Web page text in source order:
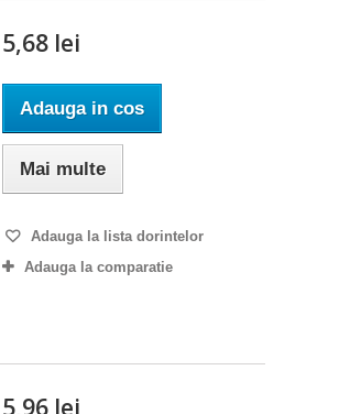
5,68 lei
Adauga in cos
Mai multe
Adauga la lista dorintelor
Adauga la comparatie
5,96 lei